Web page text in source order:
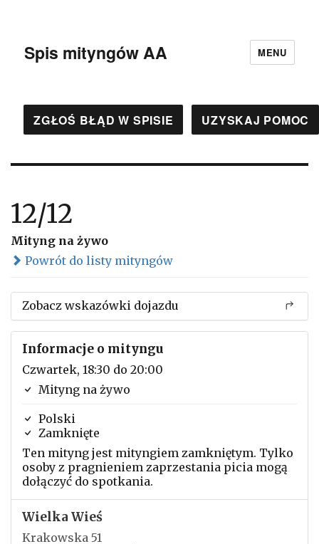
Spis mityngów AA MENU
ZGŁOŚ BŁĄD W SPISIE UZYSKAJ POMOC
12/12
Mityng na żywo
Powrót do listy mityngów
Zobacz wskazówki dojazdu
Informacje o mityngu
Czwartek, 18:30 do 20:00
Mityng na żywo
Polski
Zamknięte
Ten mityng jest mityngiem zamkniętym. Tylko
osoby z pragnieniem zaprzestania picia mogą
dołączyć do spotkania.
Wielka Wieś
Krakowska 51